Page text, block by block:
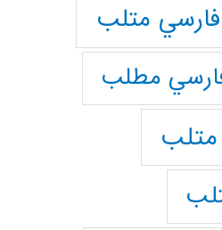
متلب
مطلب
متلب